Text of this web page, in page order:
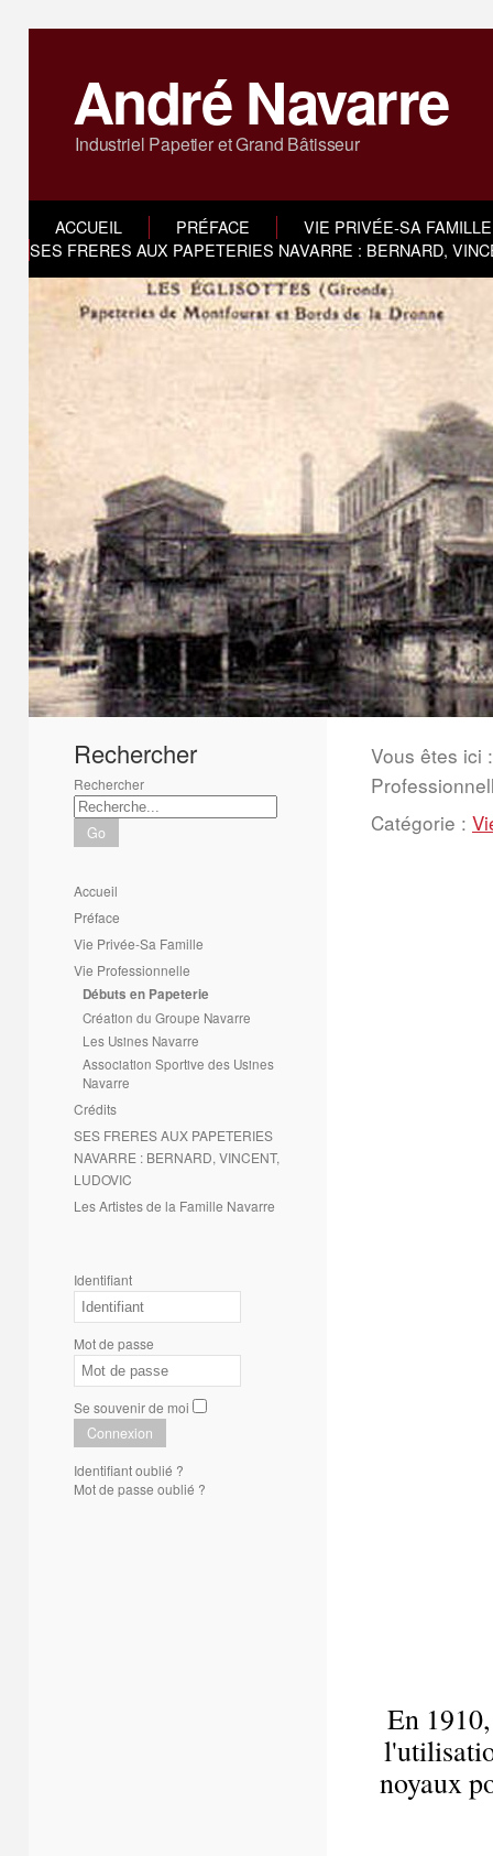
André Navarre
Industriel Papetier et Grand Bâtisseur
ACCUEIL PRÉFACE
VIE PRIVÉE-SA FAMILLE
SES FRERES AUX PAPETERIES NAVARRE : BERNARD,
1 2 3 4 5 6
Rechercher
Rechercher
Go
Accueil
Préface
Vie Privée-Sa Famille
Vie Professionnelle
Débuts en Papeterie
Création du Groupe Navarre
Les Usines Navarre
Association Sportive des Usines
Navarre
Crédits
SES FRERES AUX PAPETERIES
NAVARRE : BERNARD, VINCENT,
LUDOVIC
Les Artistes de la Famille Navarre
Identifiant
Mot de passe
Se souvenir de moi
Connexion
Identifiant oublié ?
Mot de passe oublié ?
Vous êtes ici :
Catégorie :
En
noyaux